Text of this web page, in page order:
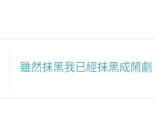
雖然抹黑我已經抹黑成鬧